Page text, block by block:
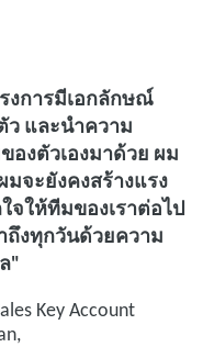
งการมีเอกลักษณ์
ว และนําความ
องตัวเองมาด้วย ผม
มจะยังคงสร้างแรง
จให้ทีมของเราต่อไป
ถึงทุกวันด้วยความ
"
Key Account